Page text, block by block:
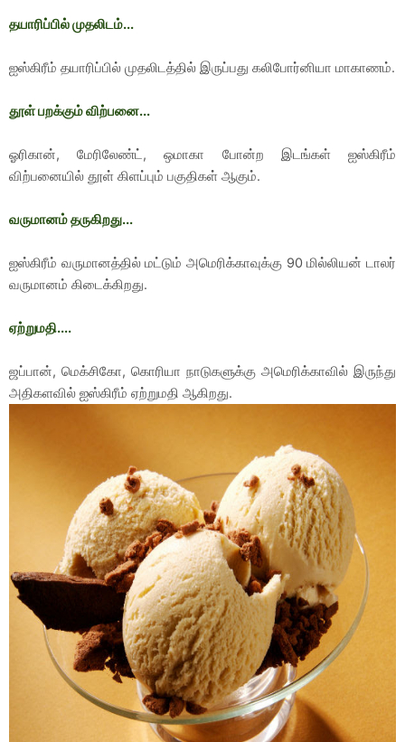
தயாரிப்பில் முதலிடம்...
ஐஸ்கிரீம் தயாரிப்பில் முதலிடத்தில் இருப்பது கலிபோர்னியா மாகாணம்.
தூள் பறக்கும் விற்பனை...
ஓரிகான், மேரிலேண்ட், ஒமாகா போன்ற இடங்கள் ஐஸ்கிரீம்
விற்பனையில் தூள் கிளப்பும் பகுதிகள் ஆகும்.
வருமானம் தருகிறது...
ஐஸ்கிரீம் வருமானத்தில் மட்டும் அமெரிக்காவுக்கு 90 மில்லியன் டாலர்
வருமானம் கிடைக்கிறது.
ஏற்றுமதி....
ஜப்பான், மெக்சிகோ, கொரியா நாடுகளுக்கு அமெரிக்காவில் இருந்து
அதிகளவில் ஐஸ்கிரீம் ஏற்றுமதி ஆகிறது.